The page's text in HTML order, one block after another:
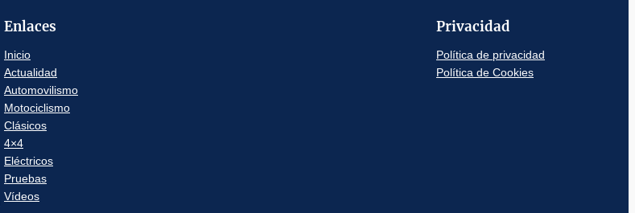
Enlaces
Inicio
Actualidad
Automovilismo
Motociclismo
Clásicos
4×4
Eléctricos
Pruebas
Vídeos
Privacidad
Política de privacidad
Política de Cookies